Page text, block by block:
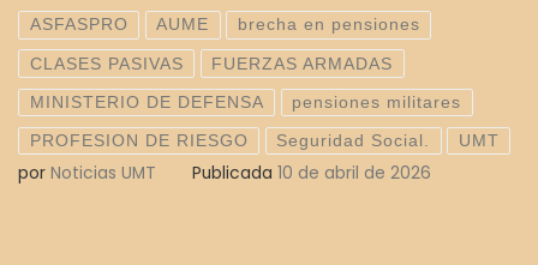
ASFASPRO AUME brecha en pensiones
CLASES PASIVAS FUERZAS ARMADAS
MINISTERIO DE DEFENSA pensiones militares
PROFESION DE RIESGO Seguridad Social. UMT
por Noticias UMT Publicada 10 de abril de 2026